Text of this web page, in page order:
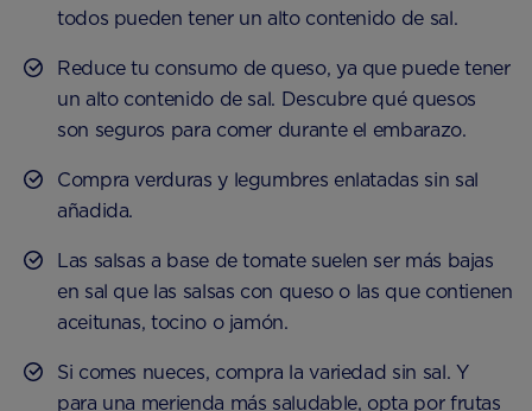
todos pueden tener un alto contenido de sal.
Reduce tu consumo de queso, ya que puede tener
un alto contenido de sal. Descubre qué quesos
son seguros para comer durante el embarazo.
Compra verduras y legumbres enlatadas sin sal
añadida.
Las salsas a base de tomate suelen ser más bajas
en sal que las salsas con queso o las que contienen
aceitunas, tocino o jamón.
Si comes nueces, compra la variedad sin sal. Y
para una merienda más saludable, opta por frutas